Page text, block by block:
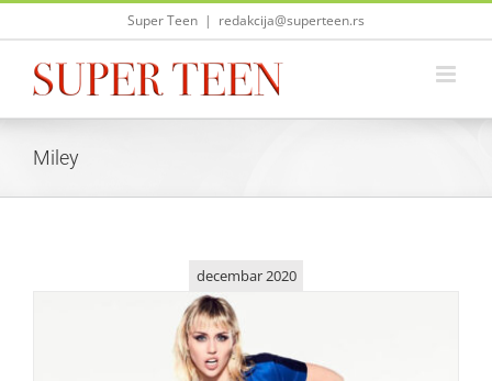
Skip
Super Teen | redakcija@superteen.rs
Miley
decembar 2020